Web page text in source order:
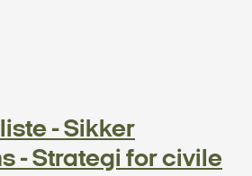
- Sikker
- Strategi for civile